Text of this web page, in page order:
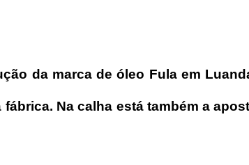
da marca de óleo Fula em
Na calha está também a